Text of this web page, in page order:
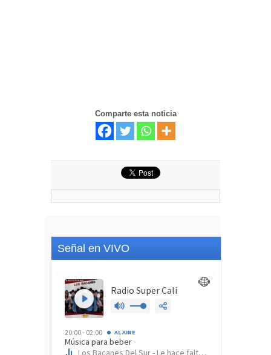
Comparte esta noticia
Señal en VIVO